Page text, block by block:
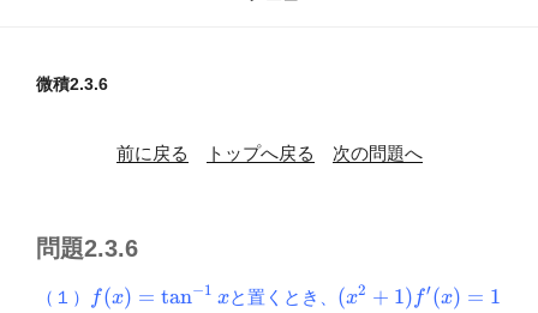
微積2.3.6
前に戻る トップへ戻る 次の問題へ
問題2.3.6
（１）
f(x)=\tan^{-1}
f(x) = tan−1 xと置くとき、 (x^2+1)
(x2 + 1) f′(x) = 1